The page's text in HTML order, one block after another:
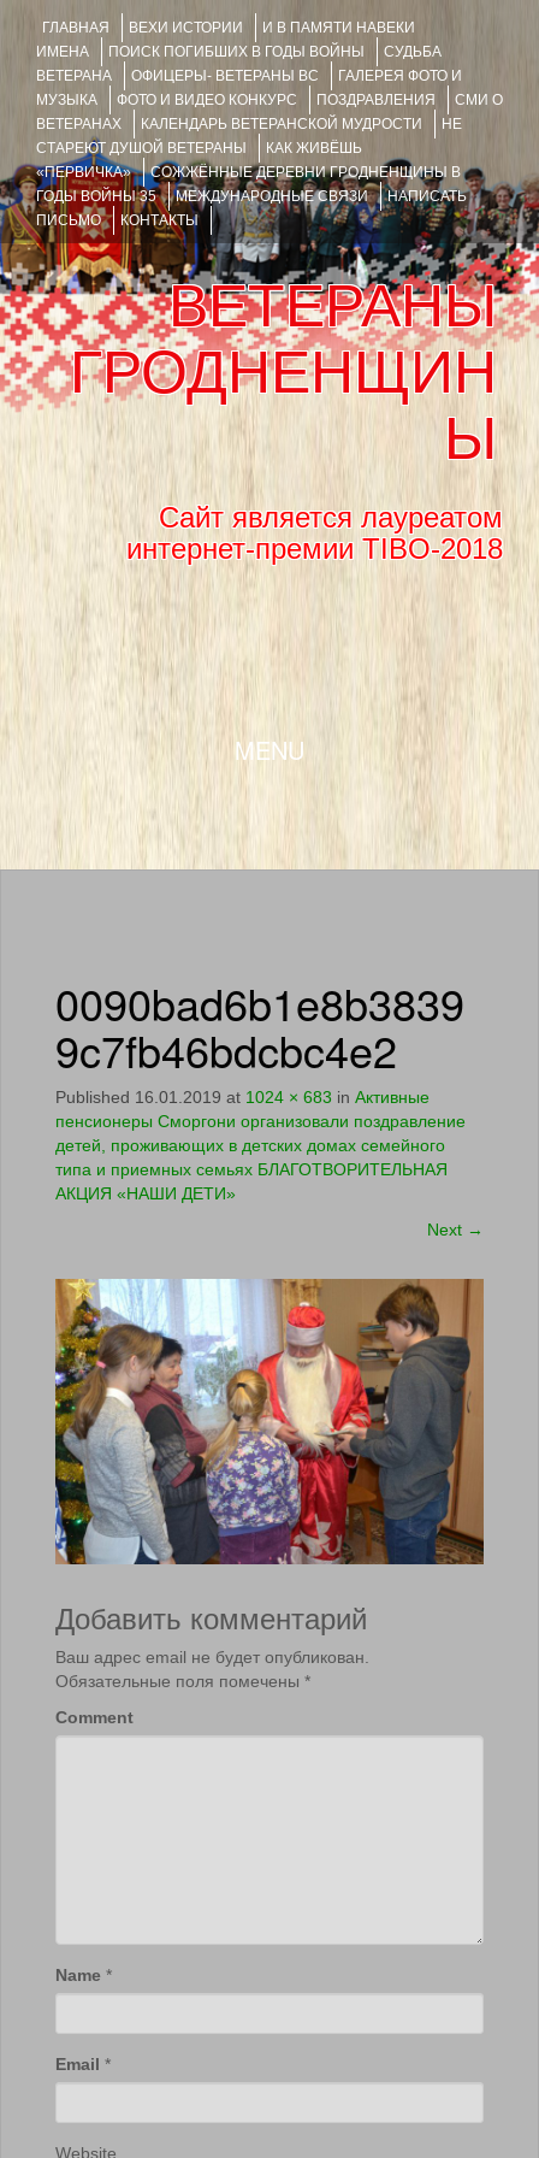
ГЛАВНАЯ ВЕХИ ИСТОРИИ
И В ПАМЯТИ НАВЕКИ
ИМЕНА
ПОИСК ПОГИБШИХ В ГОДЫ ВОЙНЫ
СУДЬБА
ВЕТЕРАНА
ОФИЦЕРЫ- ВЕТЕРАНЫ ВС
ГАЛЕРЕЯ ФОТО И
МУЗЫКА
ФОТО И ВИДЕО КОНКУРС ПОЗДРАВЛЕНИЯ
СМИ О
ВЕТЕРАНАХ
КАЛЕНДАРЬ ВЕТЕРАНСКОЙ МУДРОСТИ
НЕ
СТАРЕЮТ ДУШОЙ ВЕТЕРАНЫ
КАК ЖИВЁШЬ
«ПЕРВИЧКА»
СОЖЖЁННЫЕ ДЕРЕВНИ ГРОДНЕНЩИНЫ В
ГОДЫ ВОЙНЫ 35
МЕЖДУНАРОДНЫЕ СВЯЗИ
НАПИСАТЬ
ПИСЬМО
КОНТАКТЫ
ВЕТЕРАНЫ
ГРОДНЕНЩИН
Ы
Сайт является лауреатом
интернет-премии TIBO-2018
MENU
SKIP TO CONTENT
0090bad6b1e8b3839
9c7fb46bdcbc4e2
Published 16.01.2019 at 1024 × 683 in Активные
пенсионеры Сморгони организовали поздравление
детей, проживающих в детских домах семейного
типа и приемных семьях БЛАГОТВОРИТЕЛЬНАЯ
АКЦИЯ «НАШИ ДЕТИ»
Next →
Добавить комментарий
Ваш адрес email не будет опубликован.
Обязательные поля помечены *
Comment
Name *
Email *
Website